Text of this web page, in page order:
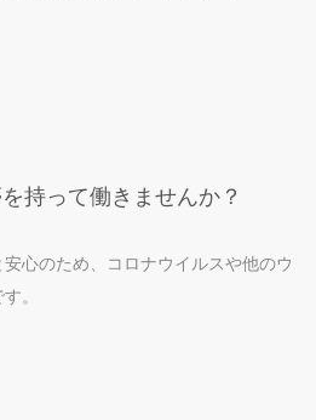
持って働きませんか？
心のため、コロナウイルスや他のウ
。